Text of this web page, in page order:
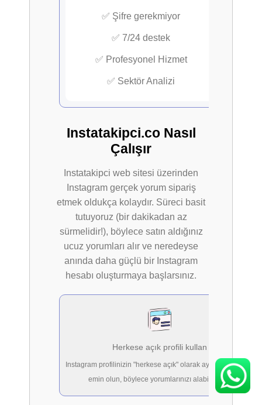
✅ Şifre gerekmiyor
✅ 7/24 destek
✅ Profesyonel Hizmet
✅ Sektör Analizi
Instatakipci.co Nasıl
Çalışır
Instatakipci web sitesi üzerinden
Instagram gerçek yorum sipariş
etmek oldukça kolaydır. Süreci basit
tutuyoruz (bir dakikadan az
sürmelidir!), böylece satın aldığınız
ucuz yorumları alır ve neredeyse
anında daha güçlü bir Instagram
hesabı oluşturmaya başlarsınız.
Herkese açık profili kullan
Instagram profilinizin "herkese açık" olarak ayarlandığından
emin olun, böylece yorumlarınızı alabilirsiniz.